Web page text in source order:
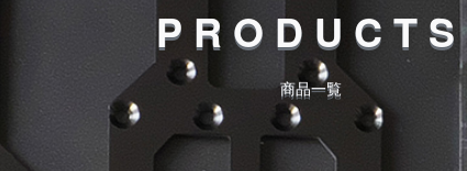
PRODUCTS
商品一覧